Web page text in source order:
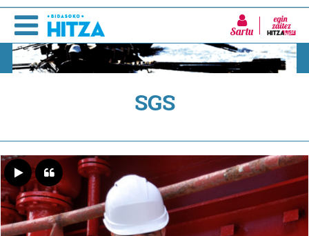
Sartu
SGS